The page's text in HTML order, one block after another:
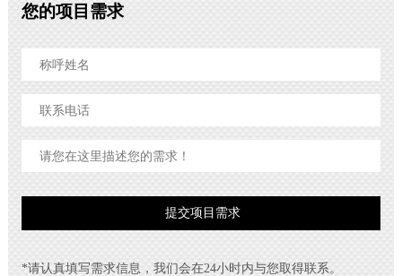
您的项目需求
*请认真填写需求信息，我们会在24小时内与您取得联系。